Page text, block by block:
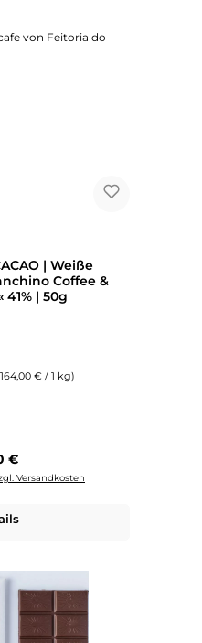
| Weiße
Coffee &
| 50g
€ / 1 kg)
Preis:
€
Versandkosten